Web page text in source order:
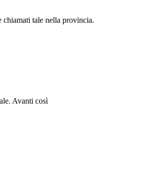
tale nella provincia.
Avanti così